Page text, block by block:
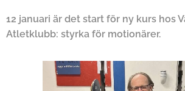
12 januari är det start för ny kurs hos
Atletklubb: styrka för motionärer.